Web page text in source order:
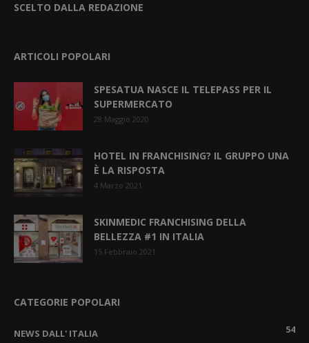
SCELTO DALLA REDAZIONE
ARTICOLI POPOLARI
SPESATUA NASCE IL TELEPASS PER IL
SUPERMERCATO
28 Maggio 2020
HOTEL IN FRANCHISING? IL GRUPPO UNA
È LA RISPOSTA
4 Marzo 2021
SKINMEDIC FRANCHISING DELLA
BELLEZZA #1 IN ITALIA
15 Febbraio 2021
CATEGORIE POPOLARI
NEWS DALL' ITALIA
54